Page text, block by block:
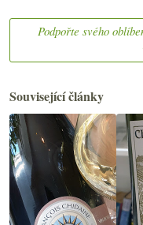
Podpořte svého
Související články